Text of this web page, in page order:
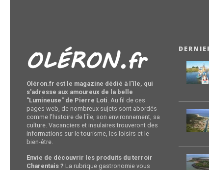
Oléron.fr est le magazine dédié à l'île, qui
s'adresse aux amoureux de la belle
"Lumineuse" de Pierre Loti. Au fil de ces
pages web, de nombreux sujets sont abordés
comme l'histoire de l'île, son environnement, sa
culture. Vacanciers et insulaires trouveront des
informations sur le tourisme, les loisirs et le
bien-être.
Envie de découvrir les produits du terroir
Charentais ? La rubrique gastronomie vous